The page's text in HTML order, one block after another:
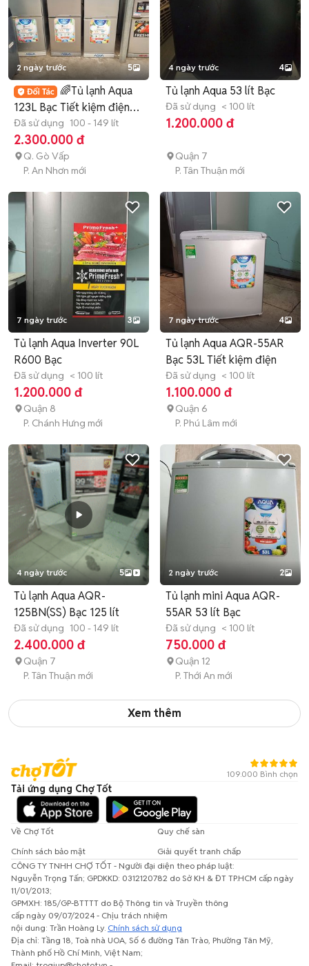
2 ngày trước 5
🌈Tủ lạnh Aqua
123L Bạc Tiết kiệm điện
zin đẹp
Đã sử dụng 100 - 149 lít
2.300.000 đ
Q. Gò Vấp
P. An Nhơn mới
4 ngày trước 4
Tủ lạnh Aqua 53 lít Bạc
Đã sử dụng < 100 lít
1.200.000 đ
Quận 7
P. Tân Thuận mới
7 ngày trước 3
Tủ lạnh Aqua Inverter 90L
R600 Bạc
Đã sử dụng < 100 lít
1.200.000 đ
Quận 8
P. Chánh Hưng mới
7 ngày trước 4
Tủ lạnh Aqua AQR-55AR
Bạc 53L Tiết kiệm điện
Đã sử dụng < 100 lít
1.100.000 đ
Quận 6
P. Phú Lâm mới
4 ngày trước 5
Tủ lạnh Aqua AQR-
125BN(SS) Bạc 125 lít
Đã sử dụng 100 - 149 lít
2.400.000 đ
Quận 7
P. Tân Thuận mới
2 ngày trước 2
Tủ lạnh mini Aqua AQR-
55AR 53 lít Bạc
Đã sử dụng < 100 lít
750.000 đ
Quận 12
P. Thới An mới
Xem thêm
109.000 Bình chọn
Tải ứng dụng Chợ Tốt
Về Chợ Tốt
Quy chế sàn
Chính sách bảo mật
Giải quyết tranh chấp
CÔNG TY TNHH CHỢ TỐT - Người đại diện theo pháp luật:
Nguyễn Trọng Tấn; GPDKKD: 0312120782 do Sở KH & ĐT TP.HCM cấp ngày
11/01/2013;
GPMXH: 185/GP-BTTTT do Bộ Thông tin và Truyền thông
cấp ngày 09/07/2024 - Chịu trách nhiệm
nội dung: Trần Hoàng Ly. Chính sách sử dụng
Địa chỉ: Tầng 18, Toà nhà UOA, Số 6 đường Tân Trào, Phường Tân Mỹ,
Thành phố Hồ Chí Minh, Việt Nam;